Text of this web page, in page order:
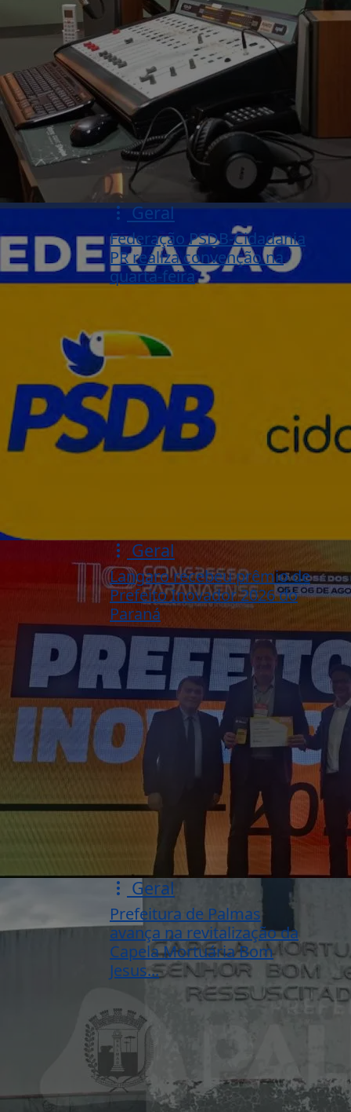
Geral
Federação PSDB-Cidadania
PR realiza convenção na
quarta-feira
Geral
Langaro recebeu prêmio de
Prefeito Inovador 2026 do
Paraná
Geral
Prefeitura de Palmas
avança na revitalização da
Capela Mortuária Bom
Jesus...